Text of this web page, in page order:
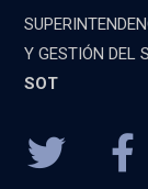
Y GESTIÓN DEL
SOT